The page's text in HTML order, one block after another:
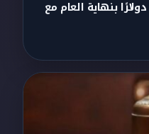
توقعات بانخفاض خام برنت إلى 60 دولارًا بنهاية العام مع